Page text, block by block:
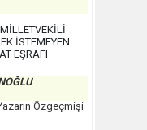
İSTEMEYEN
EŞRAFI
Özgeçmişi